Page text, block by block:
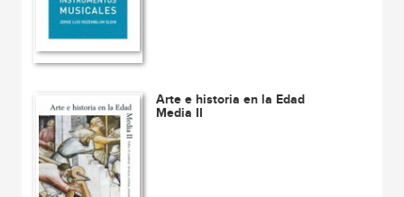
Arte e historia en la Edad
Media II